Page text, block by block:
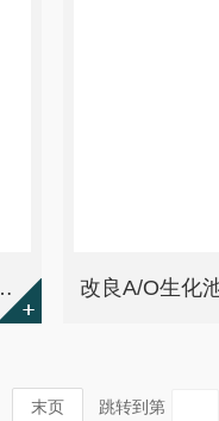
搅拌器规格型号
末页 跳转到第